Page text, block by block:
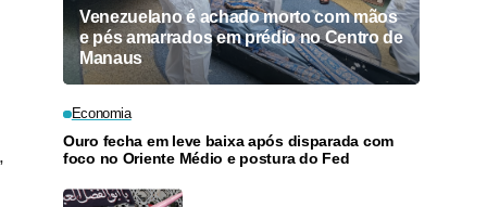
Venezuelano é achado morto com mãos
e pés amarrados em prédio no Centro de
Manaus
Economia
Ouro fecha em leve baixa após disparada com
foco no Oriente Médio e postura do Fed